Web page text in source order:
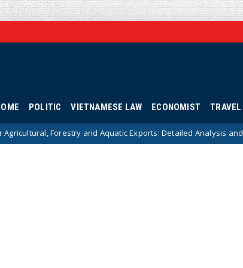
POLITIC VIETNAMESE LAW ECONOMIST TRAVEL
and Aquatic Exports: Detailed Analysis and Strategic Solutions